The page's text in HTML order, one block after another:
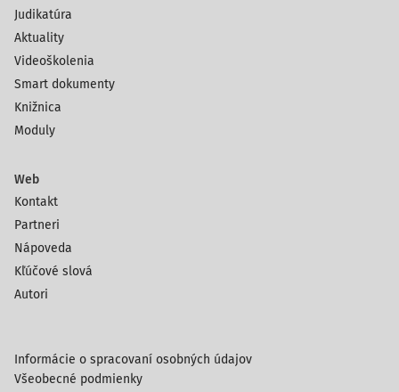
Judikatúra
Aktuality
Videoškolenia
Smart dokumenty
Knižnica
Moduly
Web
Kontakt
Partneri
Nápoveda
Kľúčové slová
Autori
Informácie o spracovaní osobných údajov
Všeobecné podmienky